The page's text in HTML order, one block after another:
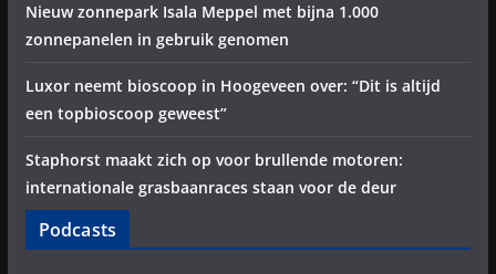
Nieuw zonnepark Isala Meppel met bijna 1.000
zonnepanelen in gebruik genomen
Luxor neemt bioscoop in Hoogeveen over: “Dit is altijd
een topbioscoop geweest”
Staphorst maakt zich op voor brullende motoren:
internationale grasbaanraces staan voor de deur
Podcasts